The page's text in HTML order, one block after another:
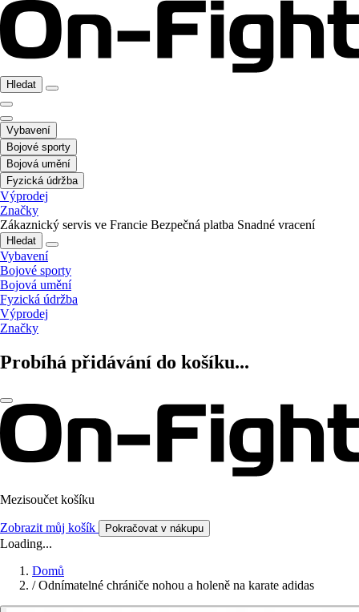
Hledat
Vybavení
Bojové sporty
Bojová umění
Fyzická údržba
Výprodej
Značky
Zákaznický servis ve Francie Bezpečná platba Snadné vracení
Hledat
Vybavení
Bojové sporty
Bojová umění
Fyzická údržba
Výprodej
Značky
Probíhá přidávání do košíku...
Mezisoučet košíku
Zobrazit můj košík Pokračovat v nákupu
Loading...
Domů
/ Odnímatelné chrániče nohou a holeně na karate adidas